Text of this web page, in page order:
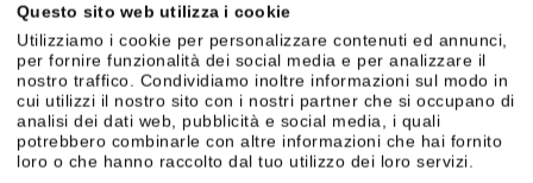
Questo sito web utilizza i cookie
Utilizziamo i cookie per personalizzare contenuti ed annunci,
per fornire funzionalità dei social media e per analizzare il
nostro traffico. Condividiamo inoltre informazioni sul modo in
cui utilizzi il nostro sito con i nostri partner che si occupano di
analisi dei dati web, pubblicità e social media, i quali
potrebbero combinarle con altre informazioni che hai fornito
loro o che hanno raccolto dal tuo utilizzo dei loro servizi.